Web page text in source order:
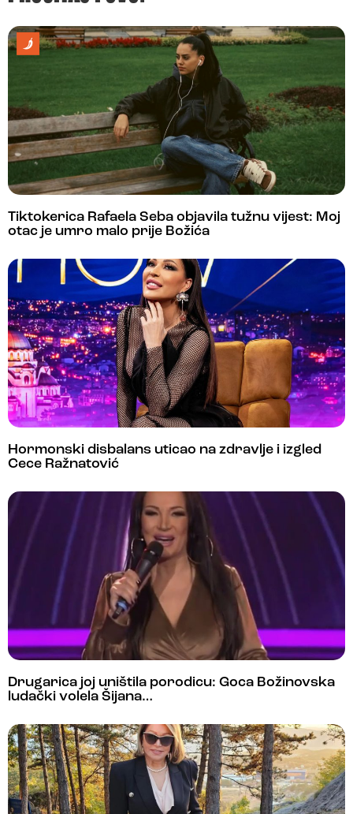
Tiktokerica Rafaela Seba objavila tužnu vijest: Moj
otac je umro malo prije Božića
Hormonski disbalans uticao na zdravlje i izgled
Cece Ražnatović
Drugarica joj uništila porodicu: Goca Božinovska
ludački volela Šijana…